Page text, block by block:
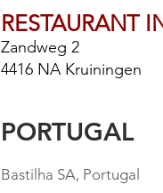
RESTAURANT
Zandweg 2
4416 NA Kruiningen
PORTUGAL
Bastilha SA, Portugal